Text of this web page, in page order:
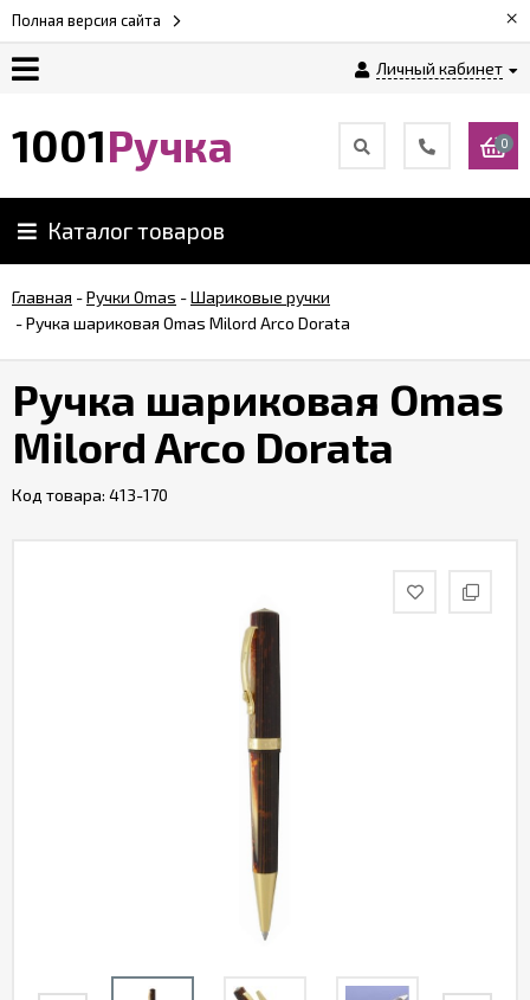
Полная версия сайта ×
Личный кабинет
Возврат
Обзоры
ручек
Контакты
1001Ручка 0
Каталог товаров
Главная -Ручки Omas -Шариковые ручки
-Ручка шариковая Omas Milord Arco Dorata
Ручка шариковая Omas
Milord Arco Dorata
Код товара: 413-170